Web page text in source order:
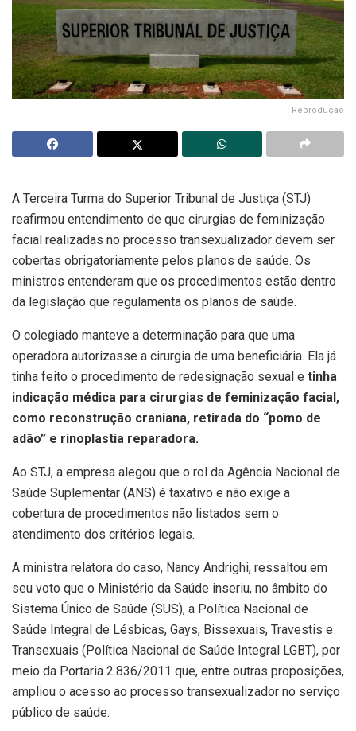
Reprodução
A Terceira Turma do Superior Tribunal de Justiça (STJ)
reafirmou entendimento de que cirurgias de feminização
facial realizadas no processo transexualizador devem ser
cobertas obrigatoriamente pelos planos de saúde. Os
ministros entenderam que os procedimentos estão dentro
da legislação que regulamenta os planos de saúde.
O colegiado manteve a determinação para que uma
operadora autorizasse a cirurgia de uma beneficiária. Ela já
tinha feito o procedimento de redesignação sexual e tinha
indicação médica para cirurgias de feminização facial,
como reconstrução craniana, retirada do “pomo de
adão” e rinoplastia reparadora.
Ao STJ, a empresa alegou que o rol da Agência Nacional de
Saúde Suplementar (ANS) é taxativo e não exige a
cobertura de procedimentos não listados sem o
atendimento dos critérios legais.
A ministra relatora do caso, Nancy Andrighi, ressaltou em
seu voto que o Ministério da Saúde inseriu, no âmbito do
Sistema Único de Saúde (SUS), a Política Nacional de
Saúde Integral de Lésbicas, Gays, Bissexuais, Travestis e
Transexuais (Política Nacional de Saúde Integral LGBT), por
meio da Portaria 2.836/2011 que, entre outras proposições,
ampliou o acesso ao processo transexualizador no serviço
público de saúde.